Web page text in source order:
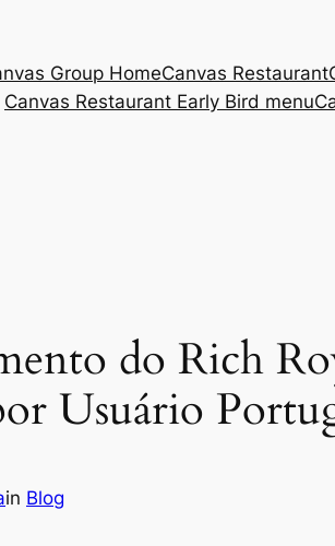
Group HomeCanvas Restaurant
Canvas Restaurant Early Bird menu
do Rich
Usuário
in Blog